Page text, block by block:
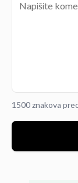
1500 znakova